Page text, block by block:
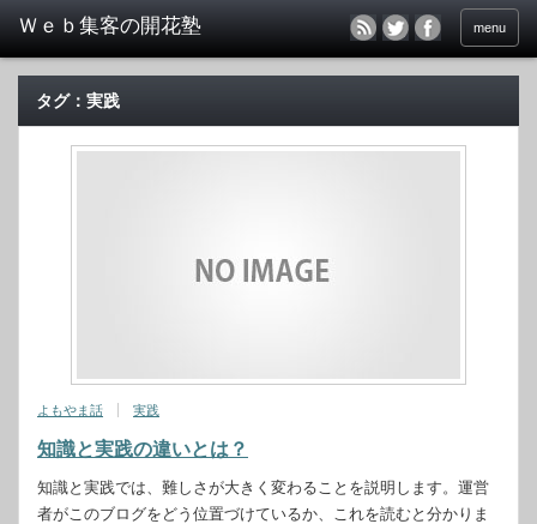
menu
タグ：実践
よもやま話 実践
知識と実践の違いとは？
知識と実践では、難しさが大きく変わることを説明します。運営
者がこのブログをどう位置づけているか、これを読むと分かりま